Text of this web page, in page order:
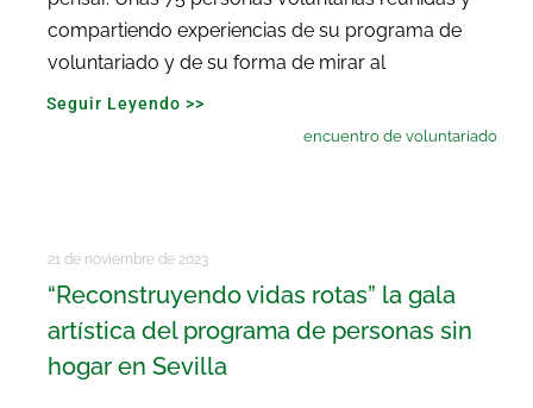
compartiendo experiencias de su programa de
voluntariado y de su forma de mirar al
Seguir Leyendo >>
encuentro de voluntariado
21 de noviembre de 2023
“Reconstruyendo vidas rotas” la gala
artística del programa de personas sin
hogar en Sevilla